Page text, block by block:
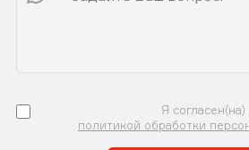
Я согласен(на)
политикой обработки